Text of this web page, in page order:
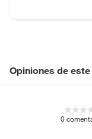
Opiniones de
0